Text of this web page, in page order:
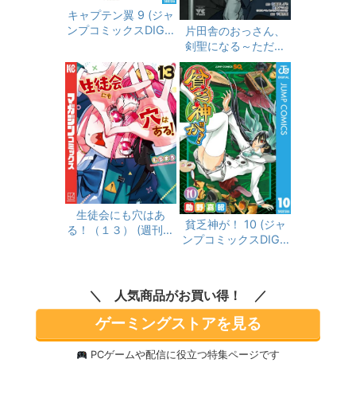
キャプテン翼 9 (ジャ
ンプコミックスDIGIT
片田舎のおっさん、
剣聖になる～ただの
田舎の剣術師範だっ
たのに、大成した弟
子たちが俺を放って
くれない件～ 9 (ヤ
ングチャンピオン・
コミックス)
生徒会にも穴はあ
る！（１３） (週刊少
貧乏神が！ 10 (ジャ
ンプコミックスDIGIT
人気商品がお買い得！
ゲーミングストアを見る
PCゲームや配信に役立つ特集ページです